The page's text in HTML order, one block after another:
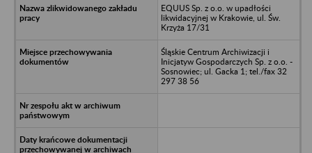
EQUUS Sp. z o.o. w upadłości
likwidacyjnej w Krakowie, ul. Św.
Krzyża 17/31
Śląskie Centrum Archiwizacji i
Inicjatyw Gospodarczych Sp. z o.o. -
Sosnowiec; ul. Gacka 1; tel./fax 32
297 38 56